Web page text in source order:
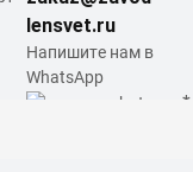
lensvet.ru
Напишите нам в
WhatsApp